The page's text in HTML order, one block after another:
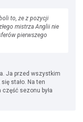
to, że z pozycji
mistrza Anglii nie
pierwszego
Ja przed wszystkim
stało. Na ten
sezonu była